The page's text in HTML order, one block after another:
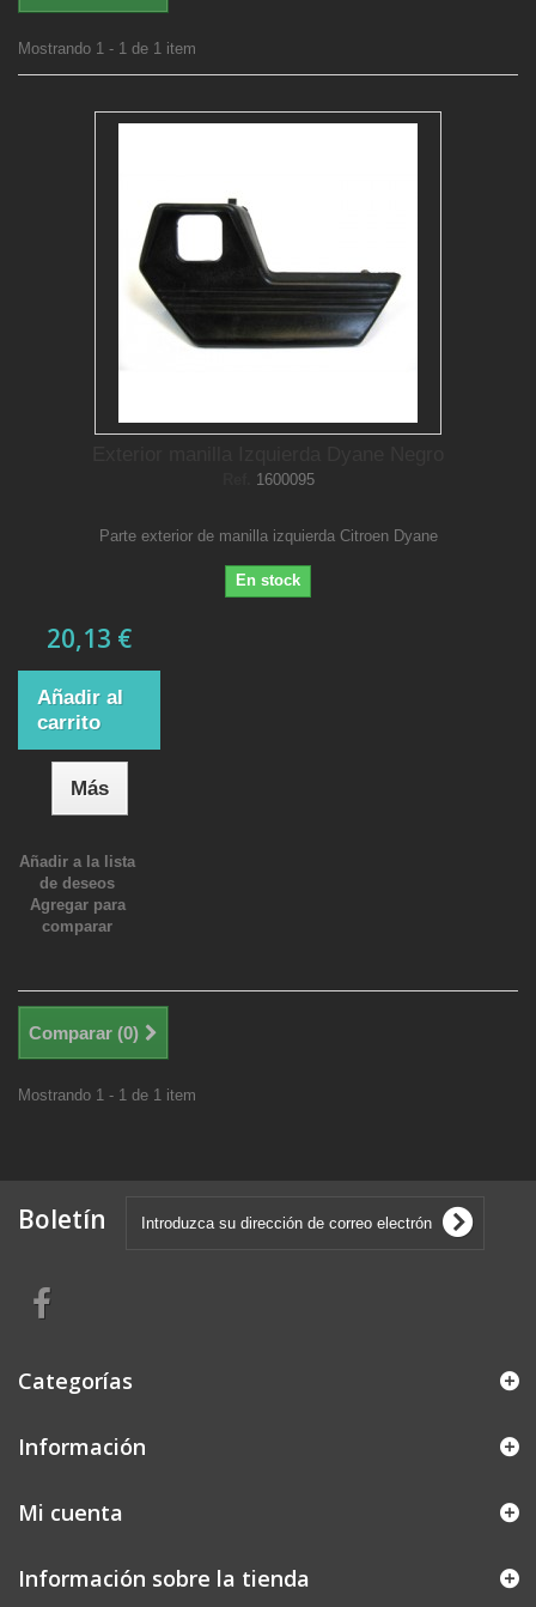
Mostrando 1 - 1 de 1 item
1600095
Parte exterior de manilla izquierda Citroen Dyane
En stock
20,13 €
Añadir al
carrito
Más
Añadir a la lista
de deseos
Agregar para
comparar
Comparar (0)
Mostrando 1 - 1 de 1 item
Boletín
Categorías
Información
Mi cuenta
Información sobre la tienda